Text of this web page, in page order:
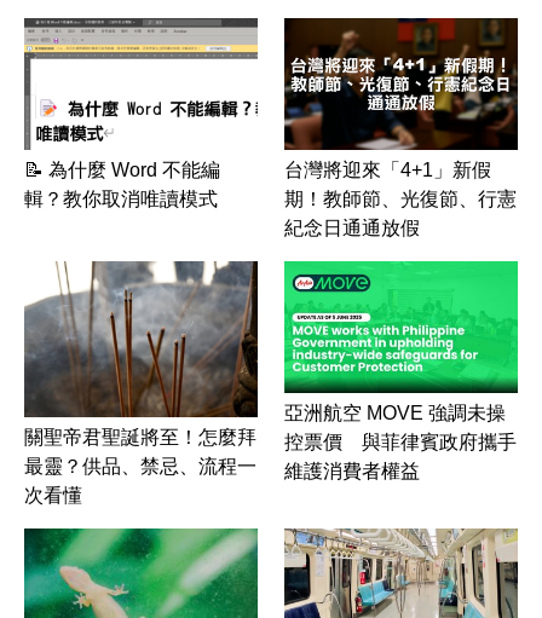
📝 為什麼 Word 不能編
輯？教你取消唯讀模式
台灣將迎來「4+1」新假
期！教師節、光復節、行憲
紀念日通通放假
關聖帝君聖誕將至！怎麼拜
最靈？供品、禁忌、流程一
次看懂
亞洲航空 MOVE 強調未操
控票價 與菲律賓政府攜手
維護消費者權益